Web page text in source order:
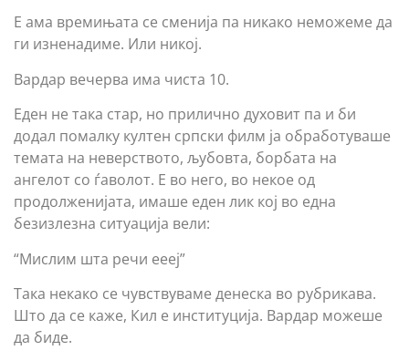
Е ама времињата се сменија па никако неможеме да
ги изненадиме. Или никој.
Вардар вечерва има чиста 10.
Еден не така стар, но прилично духовит па и би
додал помалку култен српски филм ја обработуваше
темата на неверството, љубовта, борбата на
ангелот со ѓаволот. Е во него, во некое од
продолженијата, имаше еден лик кој во една
безизлезна ситуација вели:
“Мислим шта речи еееј”
Tака некако се чувствуваме денеска во рубрикава.
Што да се каже, Кил е институција. Вардар можеше
да биде.